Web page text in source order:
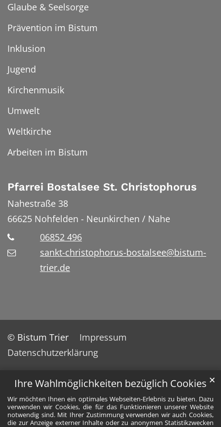
Ihre Wahlmöglichkeiten bezüglich Cookies
Wir möchten Ihnen ein optimales Webseiten-Erlebnis zu bieten. Dazu
verwenden wir Cookies, die für das Funktionieren unserer Website
notwendig sind. Mit Ihrer Zustimmung verwenden wir auch Cookies,
die zur Anzeige externer Inhalte oder zu anonymen Statistikzwecken
✕
Glaube & Seelsorge
Prävention im Bistum
Inklusion
Jugend
Kirchenmusik
Umwelt
Weltkirche
Arbeiten im Bistum
Pfarrei Bostalsee St. Christophorus
Nahestraße 38
66625 Nohfelden - Neunkirchen / Nahe
06852 496
sankt-christophorus-bostalsee@bistum-
trier.de
© Bistum Trier
Impressum
Datenschutzerklärung